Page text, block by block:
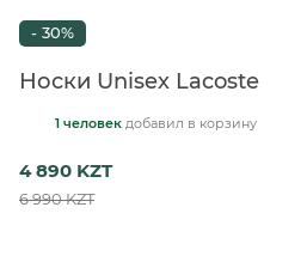
- 30%
Носки Unisex Lacoste
1 человек добавил в корзину
4 890 KZT
6 990 KZT